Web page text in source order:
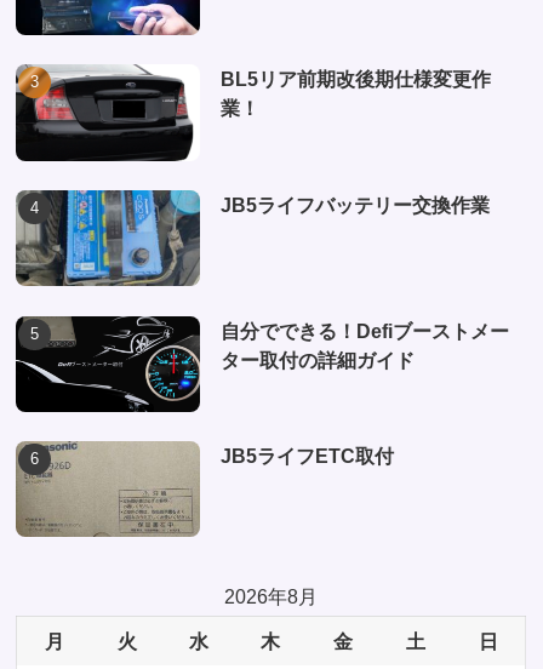
BL5リア前期改後期仕様変更作
業！
JB5ライフバッテリー交換作業
自分でできる！Defiブーストメー
ター取付の詳細ガイド
JB5ライフETC取付
2026年8月
月 火 水 木 金 土 日